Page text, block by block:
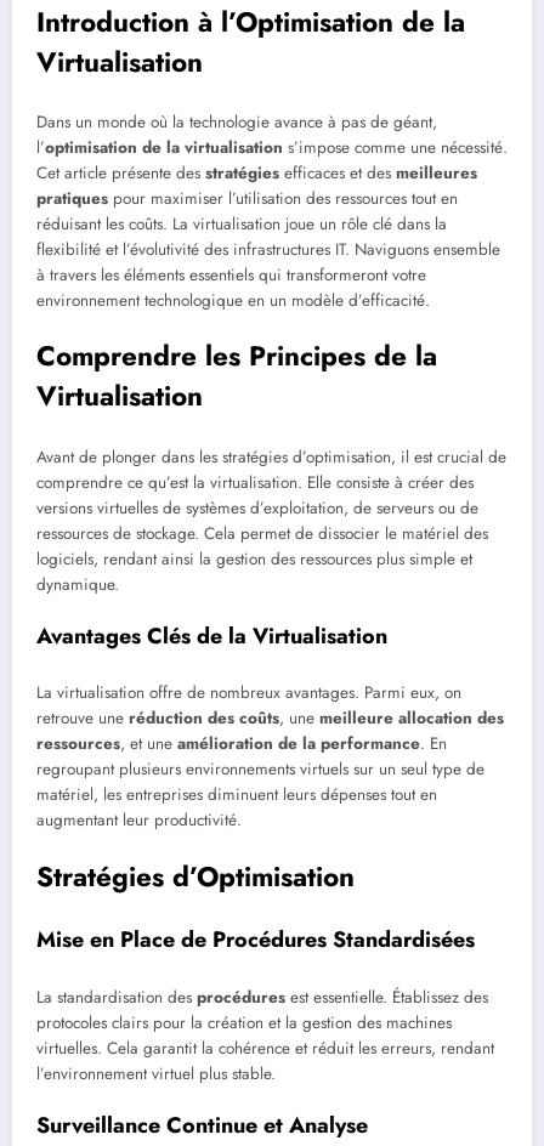
Introduction à l’Optimisation de la
Virtualisation
Dans un monde où la technologie avance à pas de géant,
l’optimisation de la virtualisation s’impose comme une nécessité.
Cet article présente des stratégies efficaces et des meilleures
pratiques pour maximiser l’utilisation des ressources tout en
réduisant les coûts. La virtualisation joue un rôle clé dans la
flexibilité et l’évolutivité des infrastructures IT. Naviguons ensemble
à travers les éléments essentiels qui transformeront votre
environnement technologique en un modèle d’efficacité.
Comprendre les Principes de la
Virtualisation
Avant de plonger dans les stratégies d’optimisation, il est crucial de
comprendre ce qu’est la virtualisation. Elle consiste à créer des
versions virtuelles de systèmes d’exploitation, de serveurs ou de
ressources de stockage. Cela permet de dissocier le matériel des
logiciels, rendant ainsi la gestion des ressources plus simple et
dynamique.
Avantages Clés de la Virtualisation
La virtualisation offre de nombreux avantages. Parmi eux, on
retrouve une réduction des coûts, une meilleure allocation des
ressources, et une amélioration de la performance. En
regroupant plusieurs environnements virtuels sur un seul type de
matériel, les entreprises diminuent leurs dépenses tout en
augmentant leur productivité.
Stratégies d’Optimisation
Mise en Place de Procédures Standardisées
La standardisation des procédures est essentielle. Établissez des
protocoles clairs pour la création et la gestion des machines
virtuelles. Cela garantit la cohérence et réduit les erreurs, rendant
l’environnement virtuel plus stable.
Surveillance Continue et Analyse